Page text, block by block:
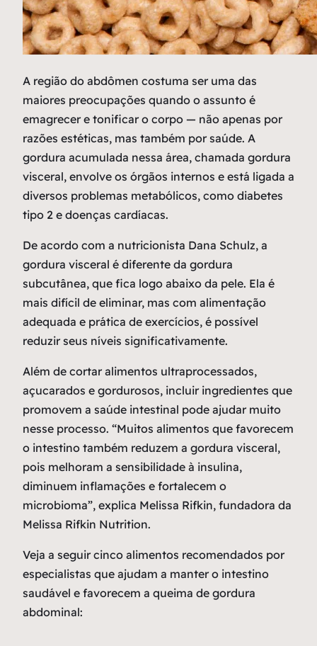
A região do abdômen costuma ser uma das
maiores preocupações quando o assunto é
emagrecer e tonificar o corpo — não apenas por
razões estéticas, mas também por saúde. A
gordura acumulada nessa área, chamada gordura
visceral, envolve os órgãos internos e está ligada a
diversos problemas metabólicos, como diabetes
tipo 2 e doenças cardíacas.
De acordo com a nutricionista Dana Schulz, a
gordura visceral é diferente da gordura
subcutânea, que fica logo abaixo da pele. Ela é
mais difícil de eliminar, mas com alimentação
adequada e prática de exercícios, é possível
reduzir seus níveis significativamente.
Além de cortar alimentos ultraprocessados,
açucarados e gordurosos, incluir ingredientes que
promovem a saúde intestinal pode ajudar muito
nesse processo. “Muitos alimentos que favorecem
o intestino também reduzem a gordura visceral,
pois melhoram a sensibilidade à insulina,
diminuem inflamações e fortalecem o
microbioma”, explica Melissa Rifkin, fundadora da
Melissa Rifkin Nutrition.
Veja a seguir cinco alimentos recomendados por
especialistas que ajudam a manter o intestino
saudável e favorecem a queima de gordura
abdominal: